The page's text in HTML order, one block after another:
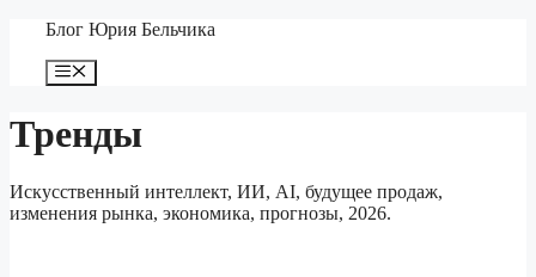
Перейти
содержимому
Блог Юрия Бельчика
Меню
Тренды
Искусственный интеллект, ИИ, AI, будущее продаж,
изменения рынка, экономика, прогнозы, 2026.